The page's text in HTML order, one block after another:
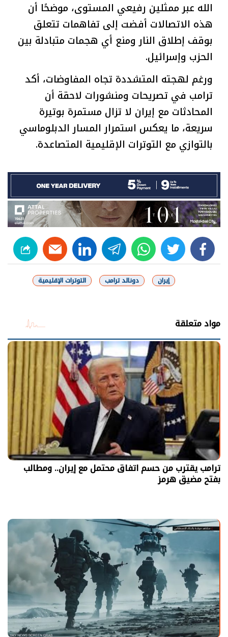
الله عبر ممثلين رفيعي المستوى، موضحًا أن
هذه الاتصالات أفضت إلى تفاهمات تتعلق
بوقف إطلاق النار ومنع أي هجمات متبادلة بين
الحزب وإسرائيل.
ورغم لهجته المتشددة تجاه المفاوضات، أكد
ترامب في تصريحات ومنشورات لاحقة أن
المحادثات مع إيران لا تزال مستمرة بوتيرة
سريعة، ما يعكس استمرار المسار الدبلوماسي
بالتوازي مع التوترات الإقليمية المتصاعدة.
facebook
twitter
whats
telegram
linkedin
إيران دونالد ترامب التوترات الإقليمية
مواد متعلقة
ترامب يقترب من حسم اتفاق محتمل مع إيران.. ومطالب
بفتح مضيق هرمز